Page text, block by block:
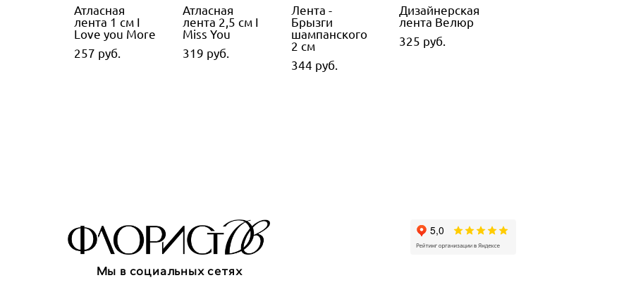
Атласная
лента 1 см I
Love you More
257 pуб.
Атласная
лента 2,5 см I
Miss You
319 pуб.
Лента -
Брызги
шампанского
2 см
344 pуб.
Дизайнерская
лента Велюр
325 pуб.
Мы в социальных сетях